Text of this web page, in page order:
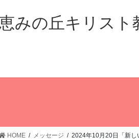
みの丘キリスト
HOME メッセージ 2024年10月20日「新し